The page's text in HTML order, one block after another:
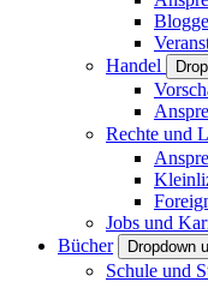
Handel
Rechte und
Jobs und
Bücher
Dropdown
Schule und